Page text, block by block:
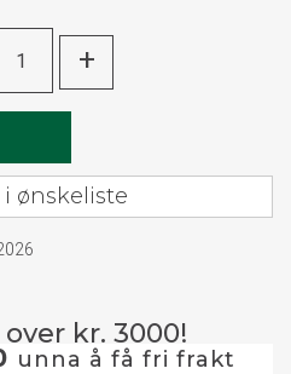
+
i ønskeliste
kr. 3000!
unna å få fri frakt